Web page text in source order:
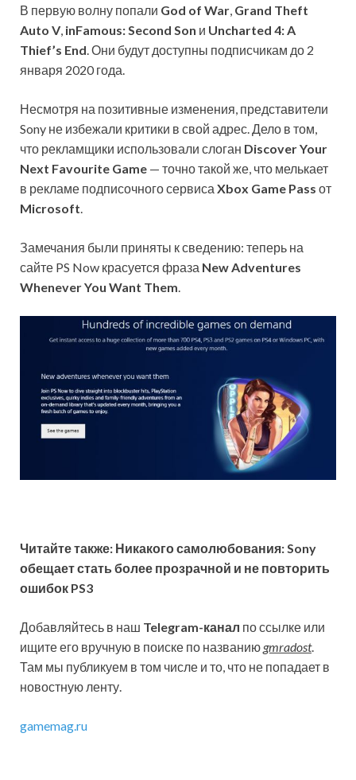
В первую волну попали God of War, Grand Theft
Auto V, inFamous: Second Son и Uncharted 4: A
Thief’s End. Они будут доступны подписчикам до 2
января 2020 года.
Несмотря на позитивные изменения, представители
Sony не избежали критики в свой адрес. Дело в том,
что рекламщики использовали слоган Discover Your
Next Favourite Game — точно такой же, что мелькает
в рекламе подписочного сервиса Xbox Game Pass от
Microsoft.
Замечания были приняты к сведению: теперь на
сайте PS Now красуется фраза New Adventures
Whenever You Want Them.
Читайте также: Никакого самолюбования: Sony
обещает стать более прозрачной и не повторить
ошибок PS3
Добавляйтесь в наш Telegram-канал по ссылке или
ищите его вручную в поиске по названию gmradost.
Там мы публикуем в том числе и то, что не попадает в
новостную ленту.
gamemag.ru